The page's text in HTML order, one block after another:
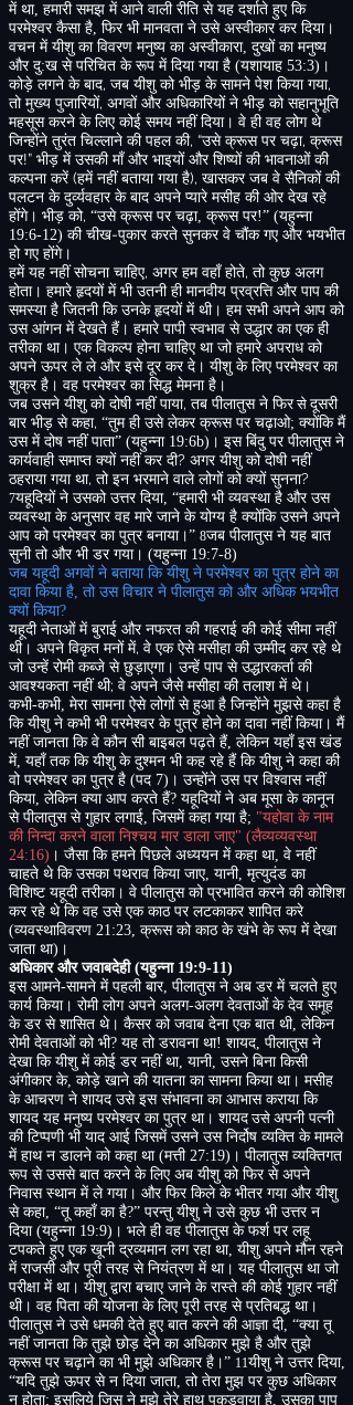
में था, हमारी समझ में आने वाली रीति से यह दर्शाते हुए कि
परमेश्वर कैसा है, फिर भी मानवता ने उसे अस्वीकार कर दिया।
वचन में यीशु का विवरण मनुष्य का अस्वीकारा, दुखों का मनुष्य
और दु:ख से परिचित के रूप में दिया गया है (यशायाह 53:3) ।
कोड़े लगने के बाद, जब यीशु को भीड़ के सामने पेश किया गया,
तो मुख्य पुजारियों, अगवों और अधिकारियों ने भीड़ को सहानुभूति
महसूस करने के लिए कोई समय नहीं दिया। वे ही वह लोग थे
जिन्होंने तुरंत चिल्लाने की पहल की, “उसे क्रूस पर चढ़ा, क्रूस
पर!” भीड़ में उसकी माँ और भाइयों और शिष्यों की भावनाओं की
कल्पना करें (हमें नहीं बताया गया है), खासकर जब वे सैनिकों की
पलटन के दुर्व्यवहार के बाद अपने प्यारे मसीह की ओर देख रहे
होंगे। भीड़ को, “उसे क्रूस पर चढ़ा, क्रूस पर!” (यहुन्ना
19:6-12) की चीख-पुकार करते सुनकर वे चौंक गए और भयभीत
हो गए होंगे।
हमें यह नहीं सोचना चाहिए, अगर हम वहाँ होते, तो कुछ अलग
होता। हमारे हृदयों में भी उतनी ही मानवीय प्रव्रत्ति और पाप की
समस्या है जितनी कि उनके हृदयों में थी। हम सभी अपने आप को
उस आंगन में देखते हैं। हमारे पापी स्वभाव से उद्धार का एक ही
तरीका था। एक विकल्प होना चाहिए था जो हमारे अपराध को
अपने ऊपर ले ले और इसे दूर कर दे। यीशु के लिए परमेश्वर का
शुक्र है। वह परमेश्वर का सिद्ध मेमना है।
जब उसने यीशु को दोषी नहीं पाया, तब पीलातुस ने फिरसे दूसरी
बार भीड़ से कहा, “तुम ही उसे लेकर क्रूस पर चढ़ाओ; क्योंकि मैं
उस में दोष नहीं पाता” (यहुन्ना 19:6b) । इस बिंदु पर पीलातुस ने
कार्यवाही समाप्त क्यों नहीं कर दी? अगर यीशु को दोषी नहीं
ठहराया गया था, तो इन भरमाने वाले लोगों को क्यों सुनना?
7यहूदियों ने उसको उत्तर दिया, “हमारी भी व्यवस्था है और उस
व्यवस्था के अनुसार वह मारे जाने के योग्य है क्योंकि उसने अपने
आप को परमेश्वर का पुत्र बनाया।” 8जब पीलातुस ने यह बात
सुनी तो और भी डर गया। (यहुन्ना 19:7-8)
जब यहूदी अगवों ने बताया कि यीशु ने परमेश्वर का पुत्र होने का
दावा किया है, तो उस विचार ने पीलातुस को और अधिक भयभीत
क्यों किया?
यहूदी नेताओं में बुराई और नफरत की गहराई की कोई सीमा नहीं
थी। अपने विकृत मनों में, वे एक ऐसे मसीहा की उम्मीद कर रहे थे
जो उन्हें रोमी कब्जे से छुड़ाएगा। उन्हें पाप से उद्धारकर्ता की
आवश्यकता नहीं थी; वे अपने जैसे मसीहा की तलाश में थे।
कभी-कभी, मेरा सामना ऐसे लोगों से हुआ है जिन्होंने मुझसे कहा है
कि यीशु ने कभी भी परमेश्वर के पुत्र होने का दावा नहीं किया। मैं
नहीं जानता कि वे कौन सी बाइबल पढ़ते हैं, लेकिन यहाँ इस खंड
में, यहाँ तक ​​कि यीशु के दुश्मन भी कह रहे हैं कि यीशु ने कहा की
वो परमेश्वर का पुत्र है (पद 7) । उन्होंने उस पर विश्वास नहीं
किया, लेकिन क्या आप करते हैं? यहूदियों ने अब मूसा के कानून
से पीलातुस से गुहार लगाई, जिसमें कहा गया है; "यहोवा के नाम
की निन्दा करने वाला निश्चय मार डाला जाए" (लैव्यव्यवस्था
24:16) । जैसा कि हमने पिछले अध्ययन में कहा था, वे नहीं
चाहते थे कि उसका पथराव किया जाए, यानी, मृत्युदंड का
विशिष्ट यहूदी तरीका। वे पीलातुस को प्रभावित करने की कोशिश
कर रहे थे कि वह उसे एक काठ पर लटकाकर शापित करे
(व्यवस्थाविवरण 21:23, क्रूस को काठ के खंभे के रूप में देखा
जाता था) ।
अधिकार और जवाबदेही (यहुन्ना 19:9-11)
इस आमने-सामने में पहली बार, पीलातुस ने अब डर में चलते हुए
कार्य किया। रोमी लोग अपने अलग-अलग देवताओं के देव समूह
के डर से शासित थे। कैसर को जवाब देना एक बात थी, लेकिन
रोमी देवताओं को भी? यह तो डरावना था! शायद, पीलातुस ने
देखा कि यीशु में कोई डर नहीं था, यानी, उसने बिना किसी
अंगीकार के, कोड़े खाने की यातना का सामना किया था। मसीह
के आचरण ने शायद उसे इस संभावना का आभास कराया कि
शायद यह मनुष्य परमेश्वर का पुत्र था। शायदउसे अपनी पत्नी
की टिप्पणी भी याद आई जिसमें उसने उस निर्दोष व्यक्ति के मामले
में हाथ न डालने को कहा था (मत्ती 27:19) । पीलातुस व्यक्तिगत
रूप से उससे बात करने के लिए अब यीशु को फिर से अपने
निवास स्थान में ले गया। और फिर किले के भीतर गया और यीशु
से कहा, “तू कहाँ का है?” परन्तु यीशु ने उसे कुछ भी उत्तर न
दिया (यहुन्ना 19:9) । भले ही वह पीलातुस के फर्श पर लहू
टपकते हुए एक खूनी द्रव्यमान लग रहा था, यीशु अपने मौन रहने
में राजसी और पूरी तरह से नियंत्रण में था। यह पीलातुस था जो
परीक्षा में था। यीशु द्वारा बचाए जाने के रास्ते की कोई गुहार नहीं
थी। वह पिता की योजना के लिए पूरी तरह से प्रतिबद्ध था।
पीलातुस ने उसे धमकी देते हुए बात करने की आज्ञा दी, “क्या तू
नहीं जानता कि तुझे छोड़ देने का अधिकार मुझे है और तुझे
क्रूस पर चढ़ाने का भी मुझे अधिकार है।” 11यीशु ने उत्तर दिया,
“यदि तुझे ऊपर से न दिया जाता, तो तेरा मुझ पर कुछ अधिकार
न होता; इसलिये जिस ने मुझे तेरे हाथ पकड़वाया है, उसका पाप